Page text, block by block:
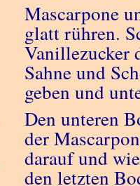
Mascarpone
glatt rühren.
Vanillezucker
Sahne und
geben und
Den unteren
der
darauf und
den letzten